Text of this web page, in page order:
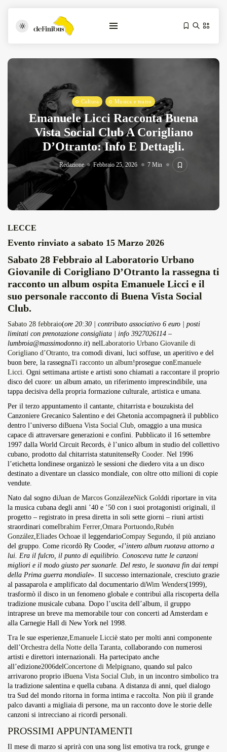
Iosonouncane A Lecce: Concerto Acustico...
Luglio 17, 2026
Tarantarte Al Festival De Fès...
Giugno 4, 2026 15 Min
Maggio 29, 2026 4 Min
Cultura Musica e teatro
Emanuele Licci Racconta Buena
Vista Social Club A Corigliano
D’Otranto: Info E Dettagli.
Redazione Febbraio 25, 2026 7 Min
LECCE
Evento rinviato a sabato 15 Marzo 2026
Sabato 28 Febbraio al Laboratorio Urbano
Giovanile di Corigliano D’Otranto la rassegna ti
racconto un album ospita Emanuele Licci e il
suo personale racconto di Buena Vista Social
Club.
Sabato 28 febbraio(ore 20:30 | contributo associativo 6 euro | posti
limitati con prenotazione consigliata | info 3927026114 –
lumbroia@massimodonno.it) nelLaboratorio Urbano Giovanile di
Corigliano d’Otranto, tra comodi divani, luci soffuse, un aperitivo e del
buon bere, la rassegnaTi racconto un album!prosegue conEmanuele
Licci. Ogni settimana artiste e artisti sono chiamati a raccontare il proprio
disco del cuore: un album amato, un riferimento imprescindibile, una
tappa decisiva della propria formazione culturale, artistica e umana.
Per il terzo appuntamento il cantante, chitarrista e bouzukista del
Canzoniere Grecanico Salentino e dei Ghetonìa accompagnerà il pubblico
dentro l’universo diBuena Vista Social Club, omaggio a una musica
capace di attraversare generazioni e confini. Pubblicato il 16 settembre
1997 dalla World Circuit Records, è l’unico album in studio del collettivo
cubano, prodotto dal chitarrista statunitenseRy Cooder. Nel 1996
l’etichetta londinese organizzò le sessioni che diedero vita a un disco
destinato a diventare un classico mondiale, con oltre otto milioni di copie
vendute.
Nato dal sogno diJuan de Marcos GonzálezeNick Golddi riportare in vita
la musica cubana degli anni ’40 e ’50 con i suoi protagonisti originali, il
progetto – registrato in presa diretta in soli sette giorni – riunì artisti
straordinari comeIbrahim Ferrer,Omara Portuondo,Rubén
González,Eliades Ochoae il leggendarioCompay Segundo, il più anziano
del gruppo. Come ricordò Ry Cooder, «l’intero album ruotava attorno a
lui. Era il fulcro, il punto di equilibrio. Conosceva tutte le canzoni
migliori e il modo giusto per suonarle. Del resto, le suonava fin dai tempi
della Prima guerra mondiale». Il successo internazionale, cresciuto grazie
al passaparola e amplificato dal documentario diWim Wenders(1999),
trasformò il disco in un fenomeno globale e contribuì alla riscoperta della
tradizione musicale cubana. Dopo l’uscita dell’album, il gruppo
intraprese un breve ma memorabile tour con concerti ad Amsterdam e
alla Carnegie Hall di New York nel 1998.
Tra le sue esperienze,Emanuele Licciè stato per molti anni componente
dell’Orchestra della Notte della Taranta, collaborando con numerosi
artisti e direttori internazionali. Ha partecipato anche
all’edizione2006delConcertone di Melpignano, quando sul palco
arrivarono proprio iBuena Vista Social Club, in un incontro simbolico tra
la tradizione salentina e quella cubana. A distanza di anni, quel dialogo
tra Sud del mondo ritorna in forma intima e raccolta. Non più il grande
palco davanti a migliaia di persone, ma un racconto dove le storie delle
canzoni si intrecciano ai ricordi personali.
PROSSIMI APPUNTAMENTI
Il mese di marzo si aprirà con una song list emotiva tra rock, grunge e